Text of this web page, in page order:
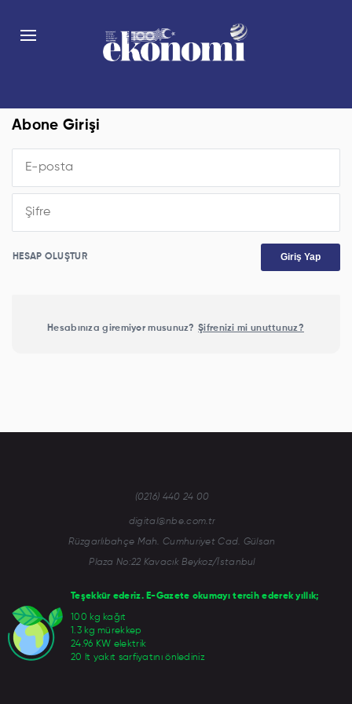
Abone Girişi
HESAP OLUŞTUR Giriş Yap
Hesabınıza giremiyor musunuz? Şifrenizi mi unuttunuz?
Teşekkür ederiz. E-Gazete okumayı tercih ederek yıllık;
100 kg kağıt
1.3 kg mürekkep
24.96 KW elektrik
20 lt yakıt sarfiyatını önlediniz
(0216) 440 24 00
digital@nbe.com.tr
Rüzgarlıbahçe Mah. Cumhuriyet Cad. Gülsan
Plaza No:22 Kavacık Beykoz/İstanbul